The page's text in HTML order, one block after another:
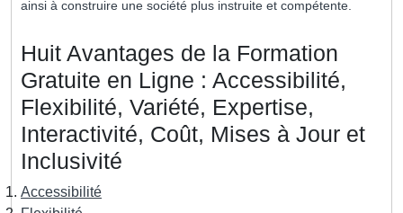
ainsi à construire une société plus instruite et compétente.
Huit Avantages de la Formation
Gratuite en Ligne : Accessibilité,
Flexibilité, Variété, Expertise,
Interactivité, Coût, Mises à Jour et
Inclusivité
Accessibilité